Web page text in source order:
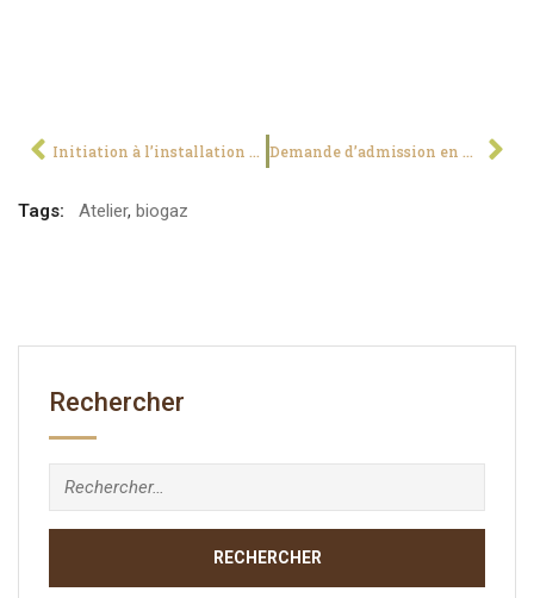
Initiation à l’installation et à la maintenance de systèmes de pompage solaire photovoltaïque Demande d’admission en première année destinée au Titulaire du Brevet de Technicien (BT)
Tags: Atelier, biogaz
Rechercher